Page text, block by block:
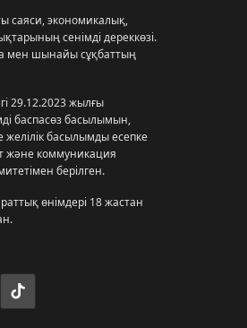
саяси, экономикалық,
сенімді дереккөзі.
мен шынайы сұқбаттың
29.12.2023 жылғы
баспасөз басылымын,
желілік басылымды есепке
және коммуникация
берілген.
өнімдері 18 жастан